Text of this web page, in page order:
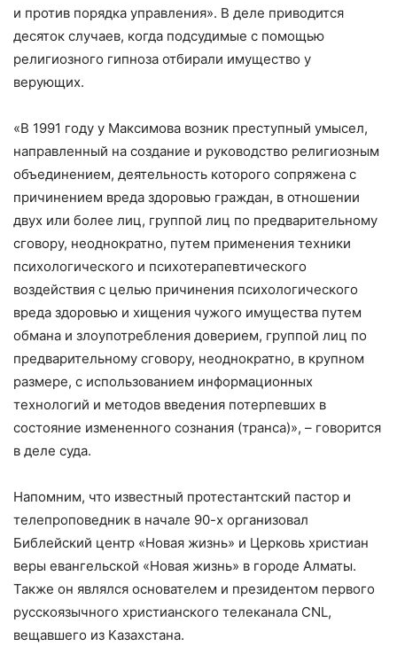
и против порядка управления». В деле приводится
десяток случаев, когда подсудимые с помощью
религиозного гипноза отбирали имущество у
верующих.
«В 1991 году у Максимова возник преступный умысел,
направленный на создание и руководство религиозным
объединением, деятельность которого сопряжена с
причинением вреда здоровью граждан, в отношении
двух или более лиц, группой лиц по предварительному
сговору, неоднократно, путем применения техники
психологического и психотерапевтического
воздействия с целью причинения психологического
вреда здоровью и хищения чужого имущества путем
обмана и злоупотребления доверием, группой лиц по
предварительному сговору, неоднократно, в крупном
размере, с использованием информационных
технологий и методов введения потерпевших в
состояние измененного сознания (транса)», – говорится
в деле суда.
Напомним, что известный протестантский пастор и
телепроповедник в начале 90-х организовал
Библейский центр «Новая жизнь» и Церковь христиан
веры евангельской «Новая жизнь» в городе Алматы.
Также он являлся основателем и президентом первого
русскоязычного христианского телеканала CNL,
вещавшего из Казахстана.